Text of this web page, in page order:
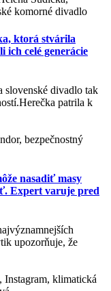
komorné divadlo
ktorá stvárila
ich celé generácie
slovenské divadlo tak
patrila k
bezpečnostný
nasadiť masy
Expert varuje pred
upozorňuje, že
Instagram, klimatická